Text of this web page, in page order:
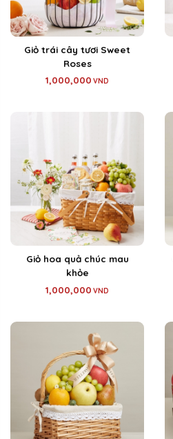
Giỏ trái cây tươi Sweet
Roses
1,000,000 VND
Giỏ hoa quả chúc mau
khỏe
1,000,000 VND